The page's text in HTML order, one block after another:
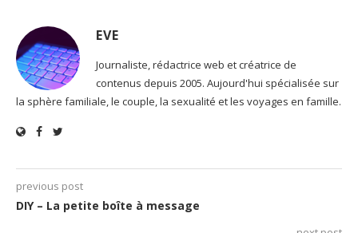
EVE
Journaliste, rédactrice web et créatrice de
contenus depuis 2005. Aujourd'hui spécialisée sur
la sphère familiale, le couple, la sexualité et les voyages en famille.
previous post
DIY – La petite boîte à message